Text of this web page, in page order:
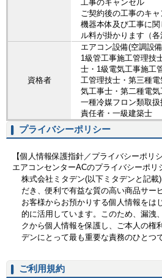
工事のキャンセル
ご契約後の工事のキャ
機器本体及び工事に
ル料が掛かります（各
資格者
エアコン設備(空調設
1級管工事施工管理技
士・1級電気工事施工
工管理技士・第三種
気工事士・第二種電
一種冷媒フロン類取
責任者・一級建築士
プライバシーポリシー
ご利用規約